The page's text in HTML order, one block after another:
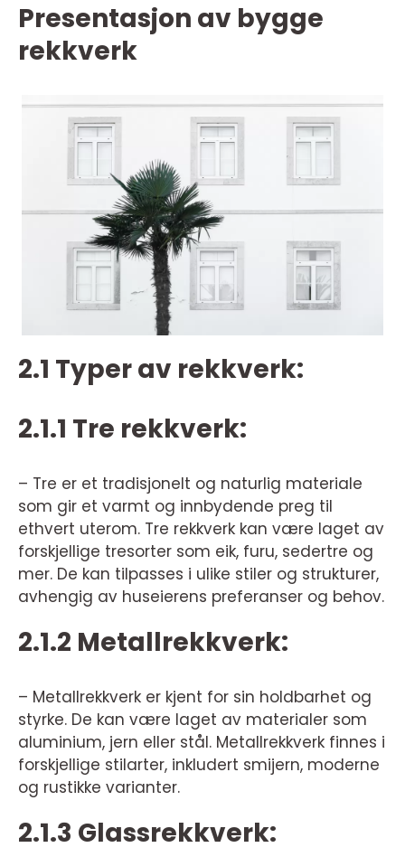
Presentasjon av bygge
rekkverk
2.1 Typer av rekkverk:
2.1.1 Tre rekkverk:
– Tre er et tradisjonelt og naturlig materiale
som gir et varmt og innbydende preg til
ethvert uterom. Tre rekkverk kan være laget av
forskjellige tresorter som eik, furu, sedertre og
mer. De kan tilpasses i ulike stiler og strukturer,
avhengig av huseierens preferanser og behov.
2.1.2 Metallrekkverk:
– Metallrekkverk er kjent for sin holdbarhet og
styrke. De kan være laget av materialer som
aluminium, jern eller stål. Metallrekkverk finnes i
forskjellige stilarter, inkludert smijern, moderne
og rustikke varianter.
2.1.3 Glassrekkverk: